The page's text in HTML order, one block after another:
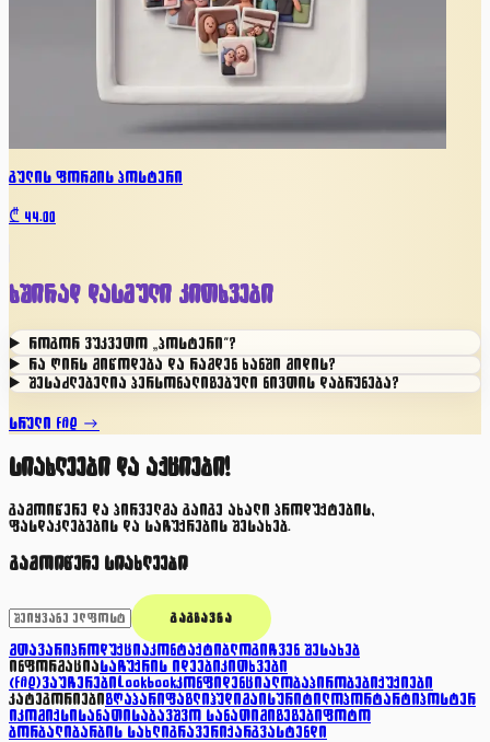
გულის ფორმის პოსტერი
₾ 44.00
ხშირად დასმული კითხვები
როგორ ვუკვეთო „პოსტერი"?
რა ღირს მიწოდება და რამდენ ხანში მიდის?
შესაძლებელია პერსონალიზებული ნივთის დაბრუნება?
სრული FAQ →
სიახლეები და აქციები!
გამოიწერე და პირველმა გაიგე ახალი პროდუქტების,
ფასდაკლებების და საჩუქრების შესახებ.
გამოიწერე სიახლეები
ᲒᲐᲒᲖᲐᲕᲜᲐ
მთავარი პროდუქციაკონტაქტი ბლოგი ჩვენ შესახებ
ინფორმაციასაჩუქრის იდეები კითხვები
(FAQ)ვაუჩერები Lookbookკონფიდენციალობაპირობები ქუქიები
კატეგორიები ზღაპარი ფაზლი ჰუდი მაისური ტილო პორტარტი პოსტერ
ი კომიქსი სანათი საბავშვო სანათი მიზეზები ფოტო
ბორბალი ბარბის სახლი გრავერი ქარგვასტენდი